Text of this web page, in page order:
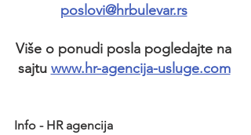
poslovi@hrbulevar.rs
Više o ponudi posla pogledajte na
sajtu www.hr-agencija-usluge.com
Info - HR agencija